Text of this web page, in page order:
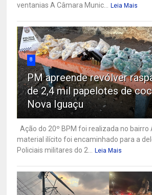
ventanias A Câmara Munic...
Leia Mais
8
PM apreende revólver
de 2,4 mil papelotes de
Nova Iguaçu
Ação do 20º BPM foi realizada no bairro
material ilícito foi encaminhado para a
Policiais militares do 2...
Leia Mais